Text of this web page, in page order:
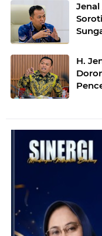
Jenal Arifin :
H.